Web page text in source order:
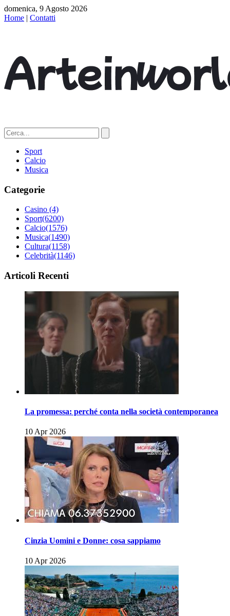
domenica, 9 Agosto 2026
Home | Contatti
Sport
Calcio
Musica
Categorie
Casino (4)
Sport(6200)
Calcio(1576)
Musica(1490)
Cultura(1158)
Celebrità(1146)
Articoli Recenti
La promessa: perché conta nella società contemporanea
10 Apr 2026
Cinzia Uomini e Donne: cosa sappiamo
10 Apr 2026